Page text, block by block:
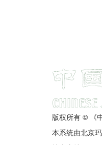
版权所有 © 《
本系统由北京